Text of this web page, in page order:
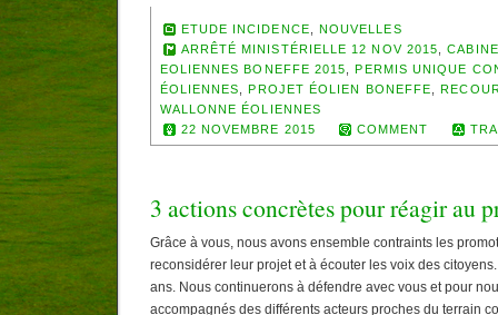
ETUDE INCIDENCE
NOUVELLES
ARRÊTÉ MINISTÉRIELLE 12 NOV 2015 ,
EOLIENNES BONEFFE 2015
,PERMIS UNIQUE
ÉOLIENNES
,PROJET ÉOLIEN BONEFFE ,
WALLONNE ÉOLIENNES
22 NOVEMBRE 2015
COMMENT
3 actions concrètes pour réagir au
Grâce à vous, nous avons ensemble contraints les
reconsidérer leur projet et à écouter les voix des
ans. Nous continuerons à défendre avec vous et pour
accompagnés des différents acteurs proches du terrain